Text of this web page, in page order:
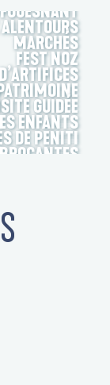
MARCHÉS
FEST NOZ
GUIDÉE
ENFANTS
DE PENITI